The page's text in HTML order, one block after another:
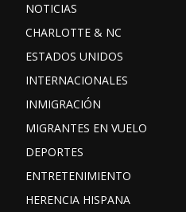
NOTICIAS
CHARLOTTE & NC
ESTADOS UNIDOS
INTERNACIONALES
INMIGRACIÓN
MIGRANTES EN VUELO
DEPORTES
ENTRETENIMIENTO
HERENCIA HISPANA